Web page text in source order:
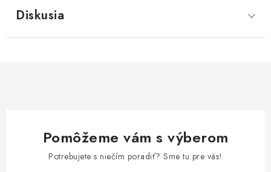
Diskusia
Pomôžeme vám s výberom
Potrebujete s niečím poradiť? Sme tu pre vás!